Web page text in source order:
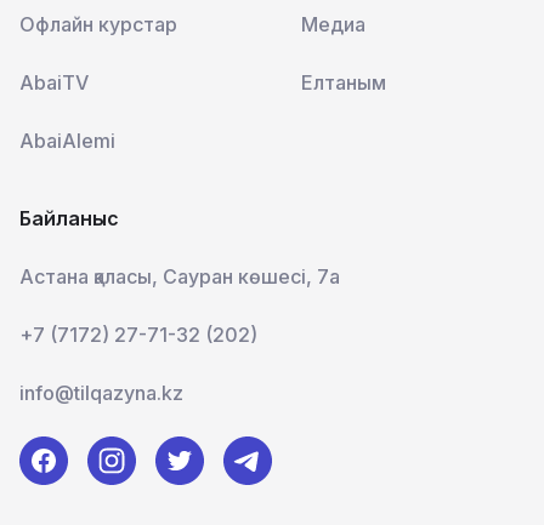
Офлайн курстар Медиа
AbaiTV Елтаным
AbaiAlemi
Байланыс
Астана қаласы, Сауран көшесі, 7а
+7 (7172) 27-71-32 (202)
info@tilqazyna.kz